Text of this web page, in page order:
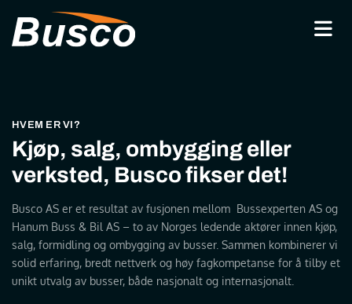
HVEM ER VI?
Kjøp, salg, ombygging eller
verksted, Busco fikser det!
Busco AS er et resultat av fusjonen mellom Bussexperten AS og
Hanum Buss & Bil AS – to av Norges ledende aktører innen kjøp,
salg, formidling og ombygging av busser. Sammen kombinerer vi
solid erfaring, bredt nettverk og høy fagkompetanse for å tilby et
unikt utvalg av busser, både nasjonalt og internasjonalt.